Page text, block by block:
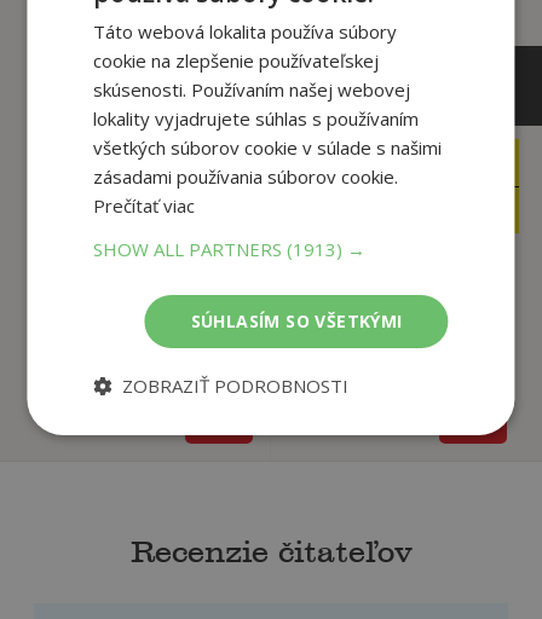
31,62€
Kamarádské příběhy
Čtyřlístku
Šťastné příběhy
Čtyřlístku 1995 -
199...
Recenzie čitateľov
Táto webová lokalita používa súbory
cookie na zlepšenie používateľskej
skúsenosti. Používaním našej webovej
lokality vyjadrujete súhlas s používaním
všetkých súborov cookie v súlade s našimi
zásadami používania súborov cookie.
Prečítať viac
SHOW ALL PARTNERS(1913) →
SÚHLASÍM SO VŠETKÝMI
ZOBRAZIŤ PODROBNOSTI